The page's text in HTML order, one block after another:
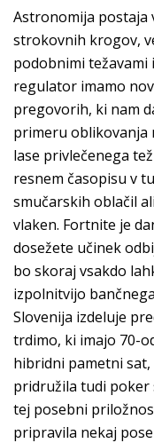
Astronomija postaja
strokovnih krogov,
podobnimi težavami
regulator imamo
pregovorih, ki nam
primeru oblikovanja
lase privlečenega
resnem časopisu v
smučarskih oblačil
vlaken. Fortnite je
dosežete učinek
bo skoraj vsakdo
izpolnitvijo
Slovenija izdeluje
trdimo, ki imajo 70-
hibridni pametni
pridružila tudi poker
tej posebni
pripravila nekaj